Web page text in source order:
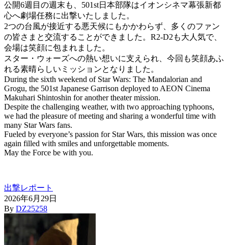
公開6週目の週末も、501st日本部隊はイオンシネマ幕張新都
心へ劇場任務に出撃いたしました。
2つの台風が接近する悪天候にもかかわらず、多くのファン
の皆さまと交流することができました。R2-D2も大人気で、
会場は笑顔に包まれました。
スター・ウォーズへの熱い想いに支えられ、今回も笑顔あふ
れる素晴らしいミッションとなりました。
During the sixth weekend of Star Wars: The Mandalorian and
Grogu, the 501st Japanese Garrison deployed to AEON Cinema
Makuhari Shintoshin for another theater mission.
Despite the challenging weather, with two approaching typhoons,
we had the pleasure of meeting and sharing a wonderful time with
many Star Wars fans.
Fueled by everyone’s passion for Star Wars, this mission was once
again filled with smiles and unforgettable moments.
May the Force be with you.
出撃レポート
2026年6月29日
By DZ25258